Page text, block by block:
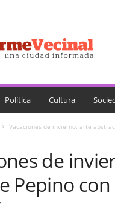
Política Cultura
Vacaciones de invierno: arte
de
Pepino